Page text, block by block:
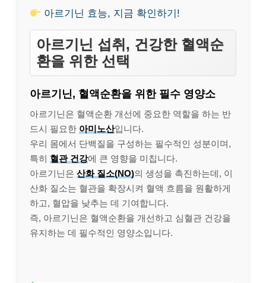
아르기닌 효능, 지금 확인하기!
아르기닌 섭취, 건강한 혈액순
환을 위한 선택
아르기닌, 혈액순환을 위한 필수 영양소
아르기닌은 혈액순환 개선에 중요한 역할을 하는 반
드시 필요한 아미노산입니다.
우리 몸에서 단백질을 구성하는 필수적인 성분이며,
특히 혈관 건강에 큰 영향을 미칩니다.
아르기닌은 산화 질소(NO)의 생성을 촉진하는데, 이
산화 질소는 혈관을 확장시켜 혈액 흐름을 원활하게
하고, 혈압을 낮추는 데 기여합니다.
즉, 아르기닌은 혈액순환을 개선하고 심혈관 건강을
유지하는 데 필수적인 영양소입니다.